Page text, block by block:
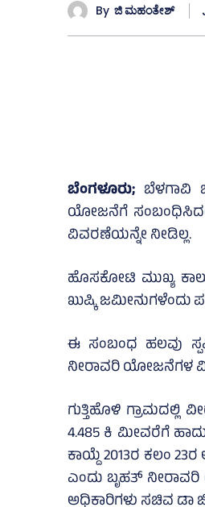
By ಜಿ ಮಹಂತೇಶ್
ಬೆಂಗಳೂರು; ಬೆಳಗಾವಿ
ಯೋಜನೆಗೆ
ವಿವರಣೆಯನ್ನೇ ನೀಡಿಲ್ಲ.
ಹೊಸಕೋಟಿ ಮುಖ್ಯ
ಖುಷ್ಕಿ ಜಮೀನುಗಳೆಂದು
ಈ ಸಂಬಂಧ ಹಲವು
ನೀರಾವರಿ ಯೋಜನೆಗಳ
ಗುತ್ತಿಹೊಳಿ
4.485 ಕಿ ಮೀವರೆಗೆ
ಕಾಯ್ದೆ 2013ರ ಕಲಂ
ಎಂದು ಬೃಹತ್‌ ನೀರಾವರಿ
ಅಧಿಕಾರಿಗಳು ಸಚಿವ ಡಾ